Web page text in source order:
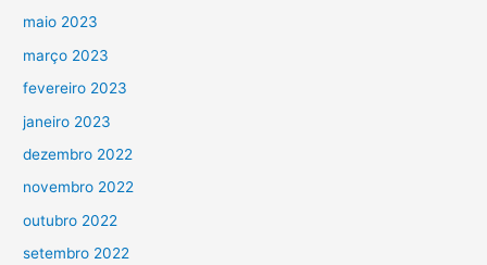
maio 2023
março 2023
fevereiro 2023
janeiro 2023
dezembro 2022
novembro 2022
outubro 2022
setembro 2022